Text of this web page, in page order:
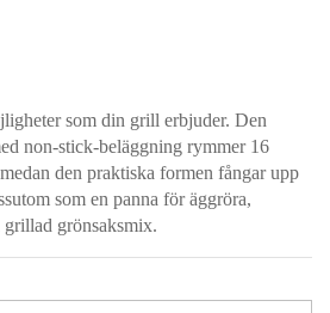
som din grill erbjuder. Den
non-stick-beläggning rymmer 16
den praktiska formen fångar upp
som en panna för äggröra,
grillad grönsaksmix.